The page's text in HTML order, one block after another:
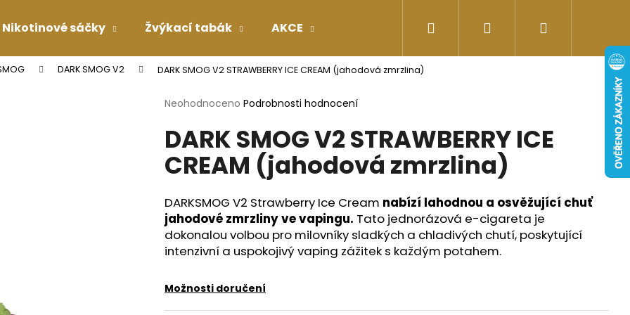
Nikotinové sáčky Žvýkací tabák AKCE Doplňky stravy Energy-kofeinové
Přihlášení
DARK SMOG V2 DARK SMOG V2 STRAWBERRY ICE CREAM (jahodová zmrzlina)
Průměrné
produktu
je
0,0
z
hvězdiček.
Neohodnoceno Podrobnosti hodnocení
DARK SMOG V2 STRAWBERRY ICE
CREAM (jahodová zmrzlina)
DARKSMOG V2 Strawberry Ice Cream nabízí lahodnou a osvěžující chuť
jahodové zmrzliny ve vapingu. Tato jednorázová e-cigareta je
dokonalou volbou pro milovníky sladkých a chladivých chutí, poskytující
intenzivní a uspokojivý vaping zážitek s každým potahem.
Možnosti doručení
Co potřebujete najít?
HLEDAT